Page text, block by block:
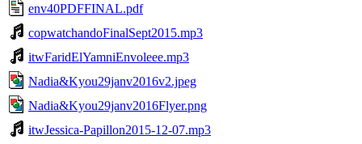
env40PDFFINAL.pdf
copwatchandoFinalSept2015.mp3
itwFaridElYamniEnvoleee.mp3
Nadia&Kyou29janv2016v2.jpeg
Nadia&Kyou29janv2016Flyer.png
itwJessica-Papillon2015-12-07.mp3